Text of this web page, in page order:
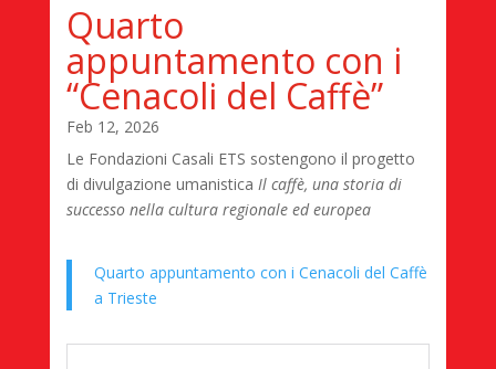
Quarto
appuntamento con i
“Cenacoli del Caffè”
Feb 12, 2026
Le Fondazioni Casali ETS sostengono il progetto
di divulgazione umanistica Il caffè, una storia di
successo nella cultura regionale ed europea
Quarto appuntamento con i Cenacoli del Caffè
a Trieste